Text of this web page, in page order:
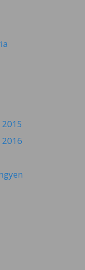
2016